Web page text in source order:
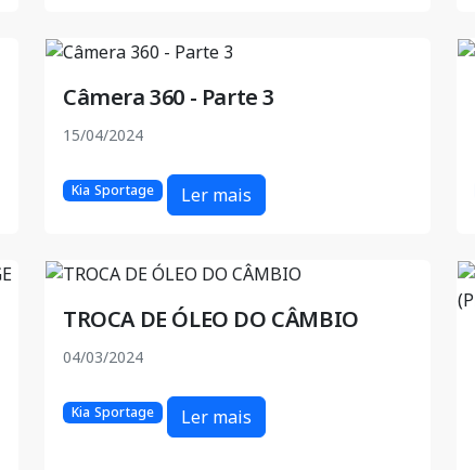
Câmera 360 - Parte 3
15/04/2024
Kia Sportage Ler mais
TROCA DE ÓLEO DO CÂMBIO
04/03/2024
Kia Sportage Ler mais